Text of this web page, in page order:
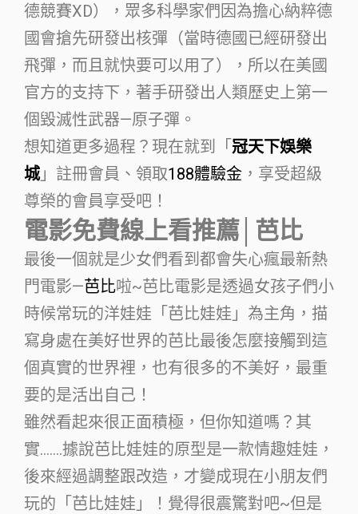
德競賽XD），眾多科學家們因為擔心納粹德
國會搶先研發出核彈（當時德國已經研發出
飛彈，而且就快要可以用了），所以在美國
官方的支持下，著手研發出人類歷史上第一
個毀滅性武器—原子彈。
想知道更多過程？現在就到「 冠天下娛樂
城」註冊會員、領取188體驗金 ，享受超級
尊榮的會員享受吧！
電影免費線上看推薦│芭比
最後一個就是少女們看到都會失心瘋最新熱
門電影—芭比啦~芭比電影是透過女孩子們小
時候常玩的洋娃娃「芭比娃娃」為主角，描
寫身處在美好世界的芭比最後怎麼接觸到這
個真實的世界裡，也有很多的不美好，最重
要的是活出自己！
雖然看起來很正面積極，但你知道嗎？其
實…….據說芭比娃娃的原型是一款情趣娃娃，
後來經過調整跟改造，才變成現在小朋友們
玩的「芭比娃娃」！覺得很震驚對吧~但是